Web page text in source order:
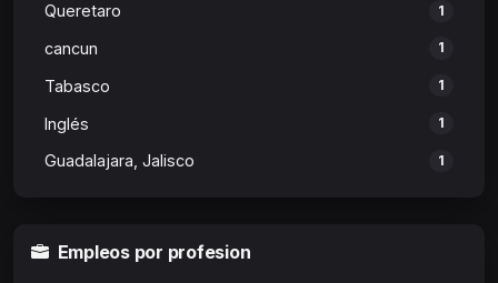
Queretaro 1
cancun 1
Tabasco 1
Inglés 1
Guadalajara, Jalisco 1
Empleos por profesion